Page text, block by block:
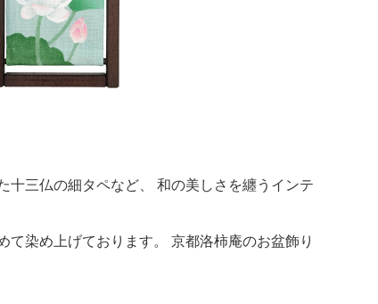
十三仏の細タペなど、 和の美しさを纏うインテ
染め上げております。 京都洛柿庵のお盆飾り